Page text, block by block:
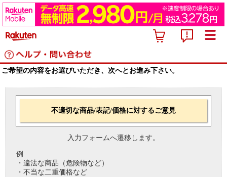
ご希望の内容をお選びいただき、次へとお進み下さい。
不適切な商品/表記/価格に対するご意見
入力フォームへ遷移します。
例
・違法な商品（危険物など）
・不当な二重価格など